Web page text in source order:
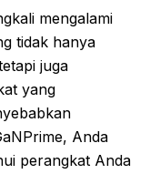
mengalami
tidak hanya
juga
yang
Anda
perangkat Anda